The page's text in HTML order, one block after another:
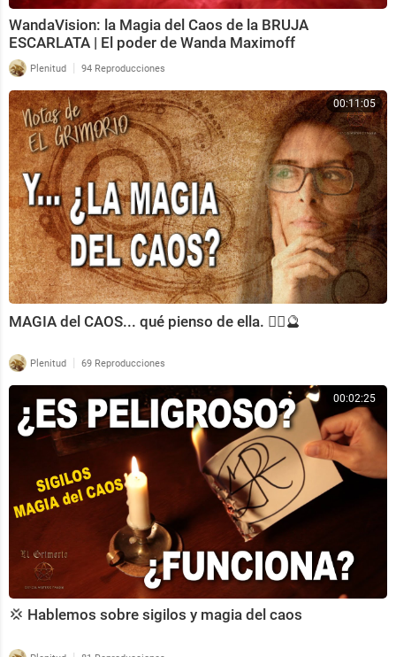
WandaVision: la Magia del Caos de la BRUJA
ESCARLATA | El poder de Wanda Maximoff
Plenitud | 94 Reproducciones
00:11:05
MAGIA del CAOS... qué pienso de ella. 🧙‍♀️🔮
Plenitud | 69 Reproducciones
00:02:25
💢 Hablemos sobre sigilos y magia del caos